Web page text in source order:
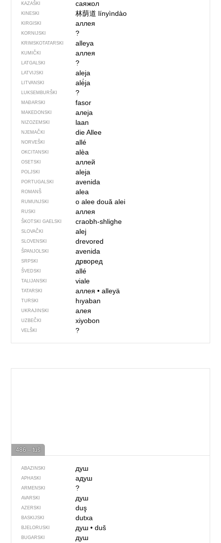
KAZAŠKI саяжол
KINESKI 林荫道 línyìndào
KIRGISKI аллея
KORNIJSKI ?
KRIMSKOTATARSKI alleya
KUMIČKI аллея
LATGALSKI ?
LATVIJSKI aleja
LITVANSKI alė́ja
LUKSEMBURŠKI ?
MAĐARSKI fasor
MAKEDONSKI алеја
NIZOZEMSKI laan
NJEMAČKI die Allee
NORVEŠKI allé
OKCITANSKI alèa
OSETSKI аллей
POLJSKI aleja
PORTUGALSKI avenida
ROMANŠ alea
RUMUNJSKI o aleedouă alei
RUSKI аллея
ŠKOTSKI GAELSKI craobh-shlighe
SLOVAČKI alej
SLOVENSKI drevored
ŠPANJOLSKI avenida
SRPSKI дрворед
ŠVEDSKI allé
TALIJANSKI viale
TATARSKI аллея• alleyä
TURSKI hıyaban
UKRAJINSKI алея
UZBEČKI xiyobon
VELŠKI ?
486 – tuš
ABAZINSKI душ
APHASKI адуш
ARMENSKI ?
AVARSKI душ
AZERSKI duş
BASKIJSKI dutxa
BJELORUSKI душ• duš
BUGARSKI душ